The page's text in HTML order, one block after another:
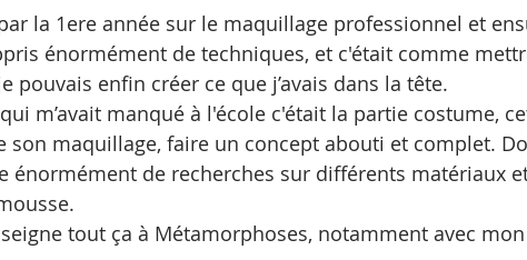
par la 1ere année sur le maquillage professionnel et
énormément de techniques, et c'était comme
pouvais enfin créer ce que j’avais dans la tête.
m’avait manqué à l'école c'était la partie costume,
son maquillage, faire un concept abouti et complet.
énormément de recherches sur différents matériaux
tout ça à Métamorphoses, notamment avec